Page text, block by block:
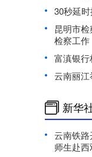
30秒延
昆明市
检察工作
富滇银
云南丽江
新华
云南铁路
师生赴